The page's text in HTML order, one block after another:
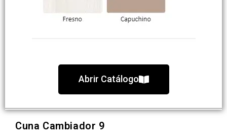
Abrir Catálogo
Cuna Cambiador 9